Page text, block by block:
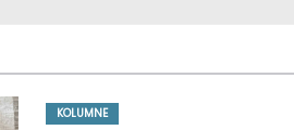
KOLUMNE